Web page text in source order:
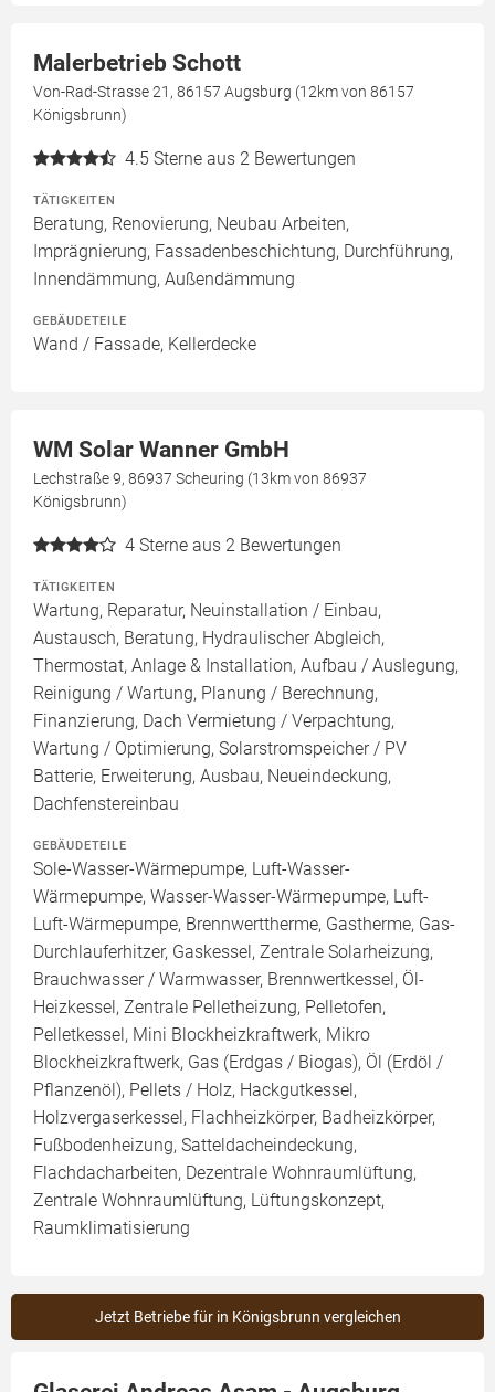
Malerbetrieb Schott
Von-Rad-Strasse 21, 86157 Augsburg (12km von 86157
Königsbrunn)
4.5 Sterne aus 2 Bewertungen
TÄTIGKEITEN
Beratung, Renovierung, Neubau Arbeiten,
Imprägnierung, Fassadenbeschichtung, Durchführung,
Innendämmung, Außendämmung
GEBÄUDETEILE
Wand / Fassade, Kellerdecke
WM Solar Wanner GmbH
Lechstraße 9, 86937 Scheuring (13km von 86937
Königsbrunn)
4 Sterne aus 2 Bewertungen
TÄTIGKEITEN
Wartung, Reparatur, Neuinstallation / Einbau,
Austausch, Beratung, Hydraulischer Abgleich,
Thermostat, Anlage & Installation, Aufbau / Auslegung,
Reinigung / Wartung, Planung / Berechnung,
Finanzierung, Dach Vermietung / Verpachtung,
Wartung / Optimierung, Solarstromspeicher / PV
Batterie, Erweiterung, Ausbau, Neueindeckung,
Dachfenstereinbau
GEBÄUDETEILE
Sole-Wasser-Wärmepumpe, Luft-Wasser-
Wärmepumpe, Wasser-Wasser-Wärmepumpe, Luft-
Luft-Wärmepumpe, Brennwerttherme, Gastherme, Gas-
Durchlauferhitzer, Gaskessel, Zentrale Solarheizung,
Brauchwasser / Warmwasser, Brennwertkessel, Öl-
Heizkessel, Zentrale Pelletheizung, Pelletofen,
Pelletkessel, Mini Blockheizkraftwerk, Mikro
Blockheizkraftwerk, Gas (Erdgas / Biogas), Öl (Erdöl /
Pflanzenöl), Pellets / Holz, Hackgutkessel,
Holzvergaserkessel, Flachheizkörper, Badheizkörper,
Fußbodenheizung, Satteldacheindeckung,
Flachdacharbeiten, Dezentrale Wohnraumlüftung,
Zentrale Wohnraumlüftung, Lüftungskonzept,
Raumklimatisierung
Jetzt Betriebe für in Königsbrunn vergleichen